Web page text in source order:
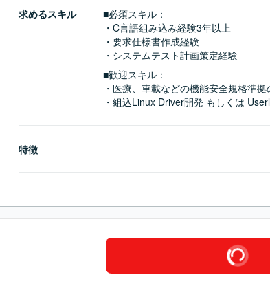
求めるスキル
■必須スキル：
・C言語組み込み経験3年以上
・要求仕様書作成経験
・システムテスト計画策定経験
■歓迎スキル：
・医療、車載などの機能安全規格準
・組込Linux Driver開発 もしくは
特徴